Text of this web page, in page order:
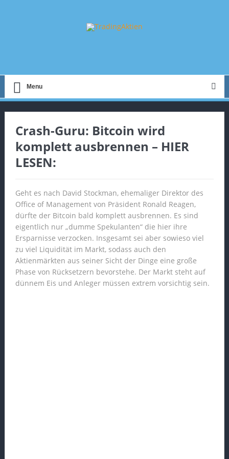
Menu
Crash-Guru: Bitcoin wird
komplett ausbrennen – HIER
LESEN:
Geht es nach David Stockman, ehemaliger Direktor des
Office of Management von Präsident Ronald Reagen,
dürfte der Bitcoin bald komplett ausbrennen. Es sind
eigentlich nur „dumme Spekulanten“ die hier ihre
Ersparnisse verzocken. Insgesamt sei aber sowieso viel
zu viel Liquidität im Markt, sodass auch den
Aktienmärkten aus seiner Sicht der Dinge eine große
Phase von Rücksetzern bevorstehe. Der Markt steht auf
dünnem Eis und Anleger müssen extrem vorsichtig sein.